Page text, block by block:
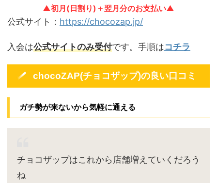
▲初月(日割り)＋翌月分のお支払い▲
公式サイト： https://chocozap.jp/
入会は公式サイトのみ受付です。手順はコチラ
chocoZAP(チョコザップ)の良い口コミ
ガチ勢が来ないから気軽に通える
チョコザップはこれから店舗増えていくだろう
ね